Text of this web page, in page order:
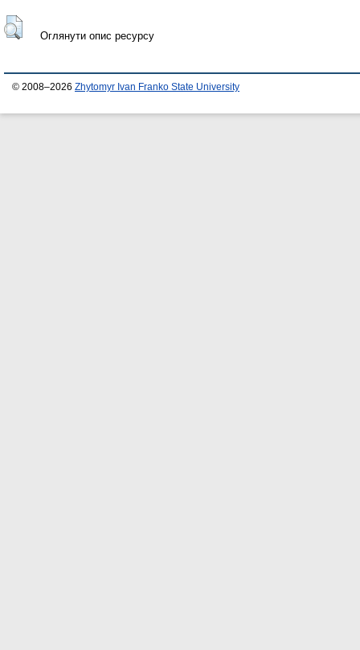
Оглянути опис ресурсу
© 2008–2026 Zhytomyr Ivan Franko State University